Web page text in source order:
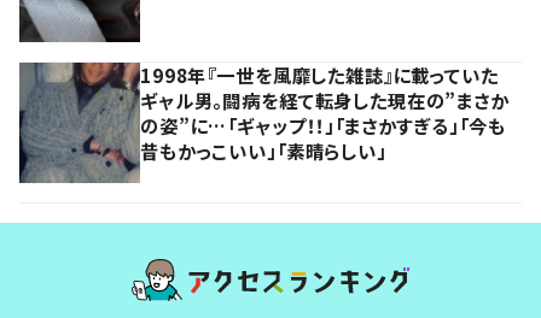
1998年『一世を風靡した雑誌』に載っていた
ギャル男。闘病を経て転身した現在の”まさか
の姿”に…「ギャップ！！」「まさかすぎる」「今も
昔もかっこいい」「素晴らしい」